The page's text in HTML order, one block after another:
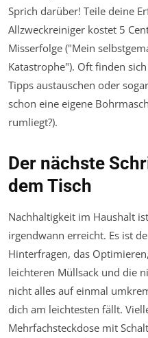
Sprich darüber! Teile deine
Allzweckreiniger kostet 5
Misserfolge ("Mein
Katastrophe"). Oft finden
Tipps austauschen oder
schon eine eigene
rumliegt?).
Der nächste
dem Tisch
Nachhaltigkeit im Haushalt
irgendwann erreicht. Es ist
Hinterfragen, das
leichteren Müllsack und die
nicht alles auf einmal
dich am leichtesten fällt.
Mehrfachsteckdose mit